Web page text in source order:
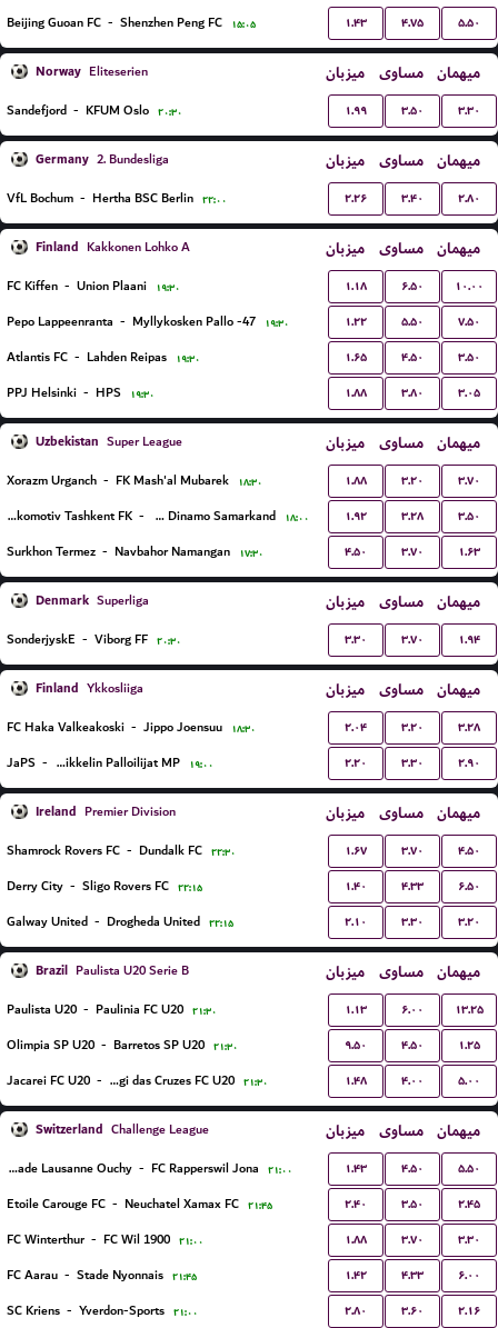
Beijing Guoan FC - Shenzhen Peng FC ۱۵:۰۵ ۱.۴۳ ۴.۷۵ ۵.۵۰
Norway Eliteserien میزبان مساوی میهمان
Sandefjord - KFUM Oslo ۲۰:۳۰ ۱.۹۹ ۳.۵۰ ۳.۳۰
Germany 2. Bundesliga میزبان مساوی میهمان
VfL Bochum - Hertha BSC Berlin ۲۲:۰۰ ۲.۲۶ ۳.۴۰ ۲.۸۰
Finland Kakkonen Lohko A میزبان مساوی میهمان
FC Kiffen - Union Plaani ۱۹:۳۰ ۱.۱۸ ۶.۵۰ ۱۰.۰۰
Pepo Lappeenranta - Myllykosken Pallo -47 ۱۹:۳۰ ۱.۲۲ ۵.۵۰ ۷.۵۰
Atlantis FC - Lahden Reipas ۱۹:۳۰ ۱.۶۵ ۴.۵۰ ۳.۵۰
PPJ Helsinki - HPS ۱۹:۳۰ ۱.۸۸ ۳.۸۰ ۳.۰۵
Uzbekistan Super League میزبان مساوی میهمان
Xorazm Urganch - FK Mash'al Mubarek ۱۸:۳۰ ۱.۸۸ ۳.۲۰ ۳.۷۰
Lokomotiv Tashkent FK - PFK Dinamo Samarkand ۱۸:۰۰ ۱.۹۲ ۳.۲۸ ۳.۵۰
Surkhon Termez - Navbahor Namangan ۱۷:۳۰ ۴.۵۰ ۳.۷۰ ۱.۶۳
Denmark Superliga میزبان مساوی میهمان
SonderjyskE - Viborg FF ۲۰:۳۰ ۳.۳۰ ۳.۷۰ ۱.۹۴
Finland Ykkosliiga میزبان مساوی میهمان
FC Haka Valkeakoski - Jippo Joensuu ۱۸:۳۰ ۲.۰۴ ۳.۲۰ ۳.۲۸
JaPS - Mikkelin Palloilijat MP ۱۹:۰۰ ۲.۲۰ ۳.۳۰ ۲.۹۰
Ireland Premier Division میزبان مساوی میهمان
Shamrock Rovers FC - Dundalk FC ۲۲:۳۰ ۱.۶۷ ۳.۷۰ ۴.۵۰
Derry City - Sligo Rovers FC ۲۲:۱۵ ۱.۴۰ ۴.۳۳ ۶.۵۰
Galway United - Drogheda United ۲۲:۱۵ ۲.۱۰ ۳.۳۰ ۳.۲۰
Brazil Paulista U20 Serie B میزبان مساوی میهمان
Paulista U20 - Paulinia FC U20 ۲۱:۳۰ ۱.۱۳ ۶.۰۰ ۱۳.۲۵
Olimpia SP U20 - Barretos SP U20 ۲۱:۳۰ ۹.۵۰ ۴.۵۰ ۱.۲۵
Jacarei FC U20 - Uniao Mogi das Cruzes FC U20 ۲۱:۳۰ ۱.۴۸ ۴.۰۰ ۵.۰۰
Switzerland Challenge League میزبان مساوی میهمان
FC Stade Lausanne Ouchy - FC Rapperswil Jona ۲۱:۰۰ ۱.۴۳ ۴.۵۰ ۵.۵۰
Etoile Carouge FC - Neuchatel Xamax FC ۲۱:۴۵ ۲.۴۰ ۳.۵۰ ۲.۴۵
FC Winterthur - FC Wil 1900 ۲۱:۰۰ ۱.۸۸ ۳.۷۰ ۳.۳۰
FC Aarau - Stade Nyonnais ۲۱:۴۵ ۱.۴۲ ۴.۳۳ ۶.۰۰
SC Kriens - Yverdon-Sports ۲۱:۰۰ ۲.۸۰ ۳.۶۰ ۲.۱۶